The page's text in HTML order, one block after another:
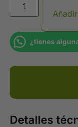
¿tienes
Detalles